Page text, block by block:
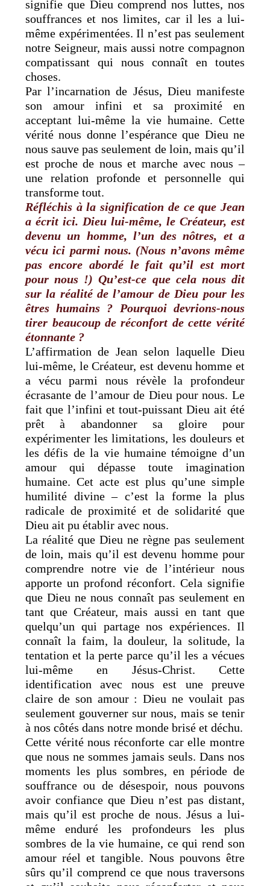
signifie que Dieu comprend nos luttes, nos
souffrances et nos limites, car il les a lui-
même expérimentées. Il n’est pas seulement
notre Seigneur, mais aussi notre compagnon
compatissant qui nous connaît en toutes
choses.
Par l’incarnation de Jésus, Dieu manifeste
son amour infini et sa proximité en
acceptant lui-même la vie humaine. Cette
vérité nous donne l’espérance que Dieu ne
nous sauve pas seulement de loin, mais qu’il
est proche de nous et marche avec nous –
une relation profonde et personnelle qui
transforme tout.
Réfléchis à la signification de ce que Jean
a écrit ici. Dieu lui-même, le Créateur, est
devenu un homme, l’un des nôtres, et a
vécu ici parmi nous. (Nous n’avons même
pas encore abordé le fait qu’il est mort
pour nous !) Qu’est-ce que cela nous dit
sur la réalité de l’amour de Dieu pour les
êtres humains ? Pourquoi devrions-nous
tirer beaucoup de réconfort de cette vérité
étonnante ?
L’affirmation de Jean selon laquelle Dieu
lui-même, le Créateur, est devenu homme et
a vécu parmi nous révèle la profondeur
écrasante de l’amour de Dieu pour nous. Le
fait que l’infini et tout-puissant Dieu ait été
prêt à abandonner sa gloire pour
expérimenter les limitations, les douleurs et
les défis de la vie humaine témoigne d’un
amour qui dépasse toute imagination
humaine. Cet acte est plus qu’une simple
humilité divine – c’est la forme la plus
radicale de proximité et de solidarité que
Dieu ait pu établir avec nous.
La réalité que Dieu ne règne pas seulement
de loin, mais qu’il est devenu homme pour
comprendre notre vie de l’intérieur nous
apporte un profond réconfort. Cela signifie
que Dieu ne nous connaît pas seulement en
tant que Créateur, mais aussi en tant que
quelqu’un qui partage nos expériences. Il
connaît la faim, la douleur, la solitude, la
tentation et la perte parce qu’il les a vécues
lui-même en Jésus-Christ. Cette
identification avec nous est une preuve
claire de son amour : Dieu ne voulait pas
seulement gouverner sur nous, mais se tenir
à nos côtés dans notre monde brisé et déchu.
Cette vérité nous réconforte car elle montre
que nous ne sommes jamais seuls. Dans nos
moments les plus sombres, en période de
souffrance ou de désespoir, nous pouvons
avoir confiance que Dieu n’est pas distant,
mais qu’il est proche de nous. Jésus a lui-
même enduré les profondeurs les plus
sombres de la vie humaine, ce qui rend son
amour réel et tangible. Nous pouvons être
sûrs qu’il comprend ce que nous traversons